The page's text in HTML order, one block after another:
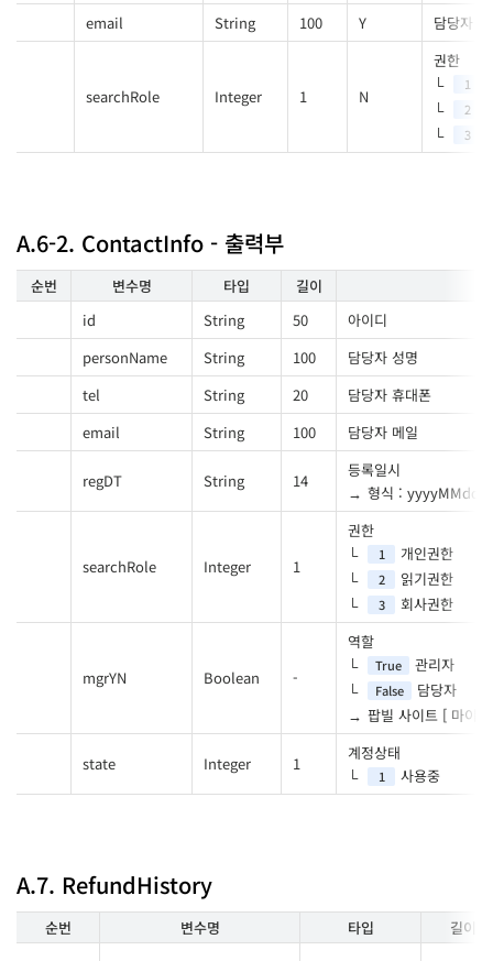
email String 100 Y 담당자
searchRole Integer 1 N
권한
1
2
3
A.6-2. ContactInfo - 출력부
순번 변수명 타입
길이
id
String 50
아이디
personName
String 100
담당자 성명
tel
String 20
담당자 휴대폰
email
String 100 담당자 메일
regDT String 14
등록일시
형식 :
searchRole Integer 1
권한
1 개인권한
2 읽기권한
3 회사권한
mgrYN Boolean -
역할
True 관리자
False
담당자
팝빌 사이트 [ 마이
state Integer 1
계정상태
1 사용중
A.7. RefundHistory
순번 변수명 타입 길이